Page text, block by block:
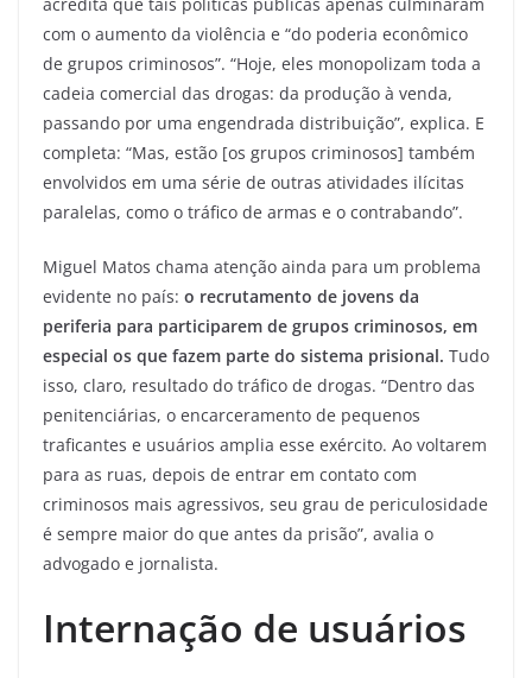
com o aumento da violência e “do poderia econômico
de grupos criminosos”. “Hoje, eles monopolizam toda a
cadeia comercial das drogas: da produção à venda,
passando por uma engendrada distribuição”, explica. E
completa: “Mas, estão [os grupos criminosos] também
envolvidos em uma série de outras atividades ilícitas
paralelas, como o tráfico de armas e o contrabando”.
Miguel Matos chama atenção ainda para um problema
evidente no país: o recrutamento de jovens da
periferia para participarem de grupos criminosos, em
especial os que fazem parte do sistema prisional. Tudo
isso, claro, resultado do tráfico de drogas. “Dentro das
penitenciárias, o encarceramento de pequenos
traficantes e usuários amplia esse exército. Ao voltarem
para as ruas, depois de entrar em contato com
criminosos mais agressivos, seu grau de periculosidade
é sempre maior do que antes da prisão”, avalia o
advogado e jornalista.
Internação de usuários